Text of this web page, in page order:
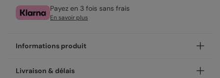
Payez en 3 fois sans frais
En savoir plus
Informations produit
Personnalisez votre carte postale Étiquette Suisse,
Livraison & délais